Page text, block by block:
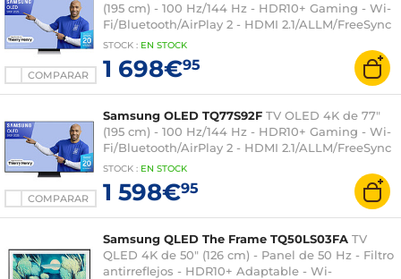
COMPARAR
(195 cm) - 100 Hz/144 Hz - HDR10+ Gaming - Wi-
Fi/Bluetooth/AirPlay 2 - HDMI 2.1/ALLM/FreeSync
Premium - Sonido 2.1 40W - Dolby Atmos
STOCK : EN STOCK
1 698€95
COMPARAR
Samsung OLED TQ77S92F TV OLED 4K de 77"
(195 cm) - 100 Hz/144 Hz - HDR10+ Gaming - Wi-
Fi/Bluetooth/AirPlay 2 - HDMI 2.1/ALLM/FreeSync
Premium - Sonido 2.1.2 60W - Dolby Atmos
STOCK : EN STOCK
1 598€95
Samsung QLED The Frame TQ50LS03FA TV
QLED 4K de 50" (126 cm) - Panel de 50 Hz - Filtro
antirreflejos - HDR10+ Adaptable - Wi-